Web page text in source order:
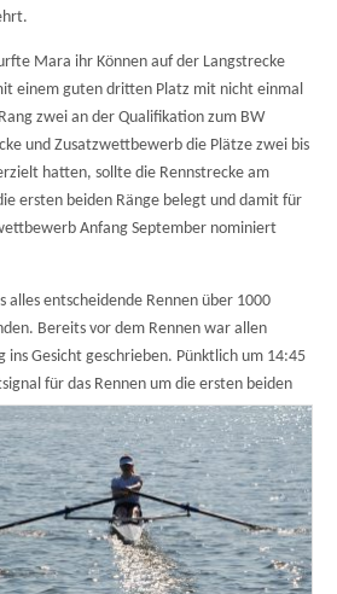
Mara ihr Können auf der Langstrecke
einem guten dritten Platz mit nicht einmal
zwei an der Qualifikation zum BW
und Zusatzwettbewerb die Plätze zwei bis
hatten, sollte die Rennstrecke am
ersten beiden Ränge belegt und damit für
Anfang September nominiert
alles entscheidende Rennen über 1000
Bereits vor dem Rennen war allen
ins Gesicht geschrieben. Pünktlich um 14:45
für das Rennen um die ersten beiden